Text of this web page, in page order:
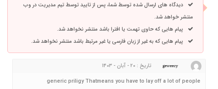
دیدگاه های ارسال شده توسط شما، پس از تایید توسط تیم مدیریت در وب
منتشر خواهد شد.
پیام هایی که حاوی تهمت یا افترا باشد منتشر نخواهد شد.
پیام هایی که به غیر از زبان فارسی یا غیر مرتبط باشد منتشر نخواهد شد.
geweecy
تاریخ : ۲۰ - آبان - ۱۴۰۳
generic priligy Thatmeans you have to lay off a lot of people